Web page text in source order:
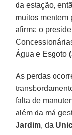
da estação,
muitos mentem
afirma o
Água e Esgoto
As perdas
falta de
além da má
Jardim, da